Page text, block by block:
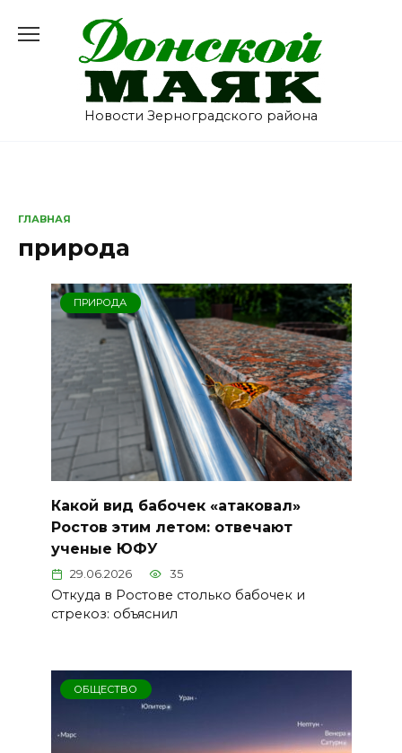
содержанию
Новости Зерноградского района
ГЛАВНАЯ
природа
ПРИРОДА
Какой вид бабочек «атаковал»
Ростов этим летом: отвечают
ученые ЮФУ
29.06.2026 35
Откуда в Ростове столько бабочек и
стрекоз: объяснил
ОБЩЕСТВО